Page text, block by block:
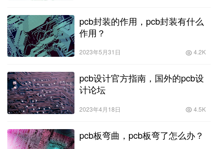
pcb封装的作用，pcb封装有什么
作用？
2023年5月31日 4.2K
pcb设计官方指南，国外的pcb设
计论坛
2023年4月18日 4.5K
pcb板弯曲，pcb板弯了怎么办？